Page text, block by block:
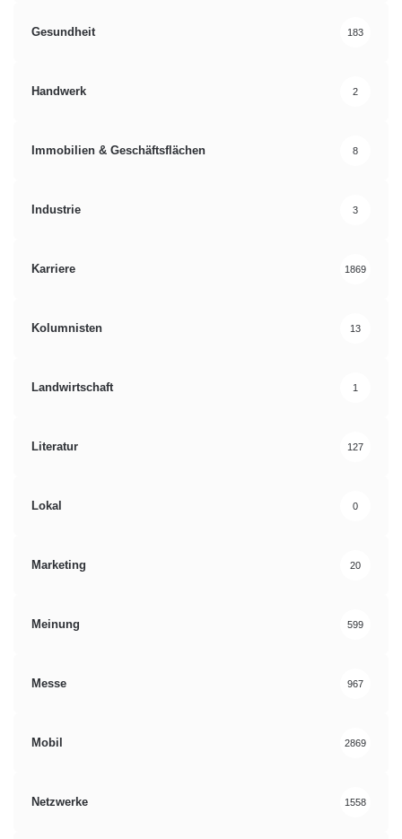
Gesundheit 183
Handwerk 2
Immobilien & Geschäftsflächen 8
Industrie 3
Karriere 1869
Kolumnisten 13
Landwirtschaft 1
Literatur 127
Lokal 0
Marketing 20
Meinung 599
Messe 967
Mobil 2869
Netzwerke 1558